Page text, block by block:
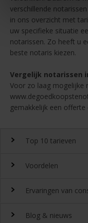
verschillende
in ons overzicht met
uw specifieke situatie
notarissen. Zo heeft u
beste notaris kiezen.
Vergelijk notarissen
Voor zo laag mogelijke
gemakkelijk een
Top 10 tarieven
Snel en gemakkelijk
Voordelen
Ervaringen van
Blog & nieuws